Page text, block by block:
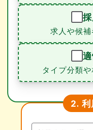
求人や候
タイプ分類
2. 利